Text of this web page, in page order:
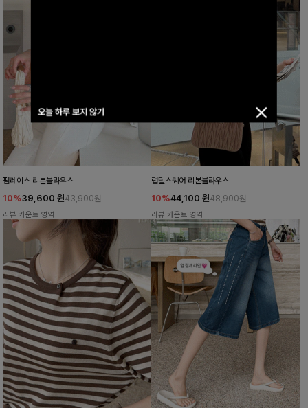
오늘 하루 보지 않기
펌레이스 리본블라우스
10%39,600 원43,900원
리뷰 카운트 영역
럽틸스퀘어 리본블라우스
10%44,100 원48,900원
리뷰 카운트 영역